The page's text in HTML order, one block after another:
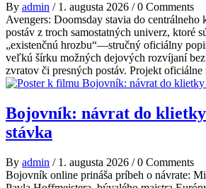
By admin / 1. augusta 2026 /0 Comments
Avengers: Doomsday stavia do centrálneho
postáv z troch samostatných univerz, ktoré
„existenčnú hrozbu“—stručný oficiálny
veľkú šírku možných dejových rozvíjaní
zvratov či presných postáv. Projekt oficiálne
Bojovník: návrat do klietky
stávka
By admin / 1. augusta 2026 /0 Comments
Bojovník online prináša príbeh o návrate: